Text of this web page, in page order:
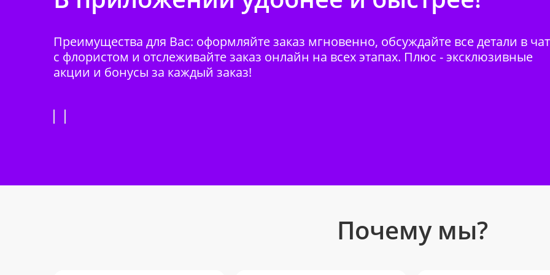
Преимущества для Вас: оформляйте заказ мгновенно, обсуждайте все детали в
с флористом и отслеживайте заказ онлайн на всех этапах. Плюс - эксклюзивные
акции и бонусы за каждый заказ!
Почему мы?